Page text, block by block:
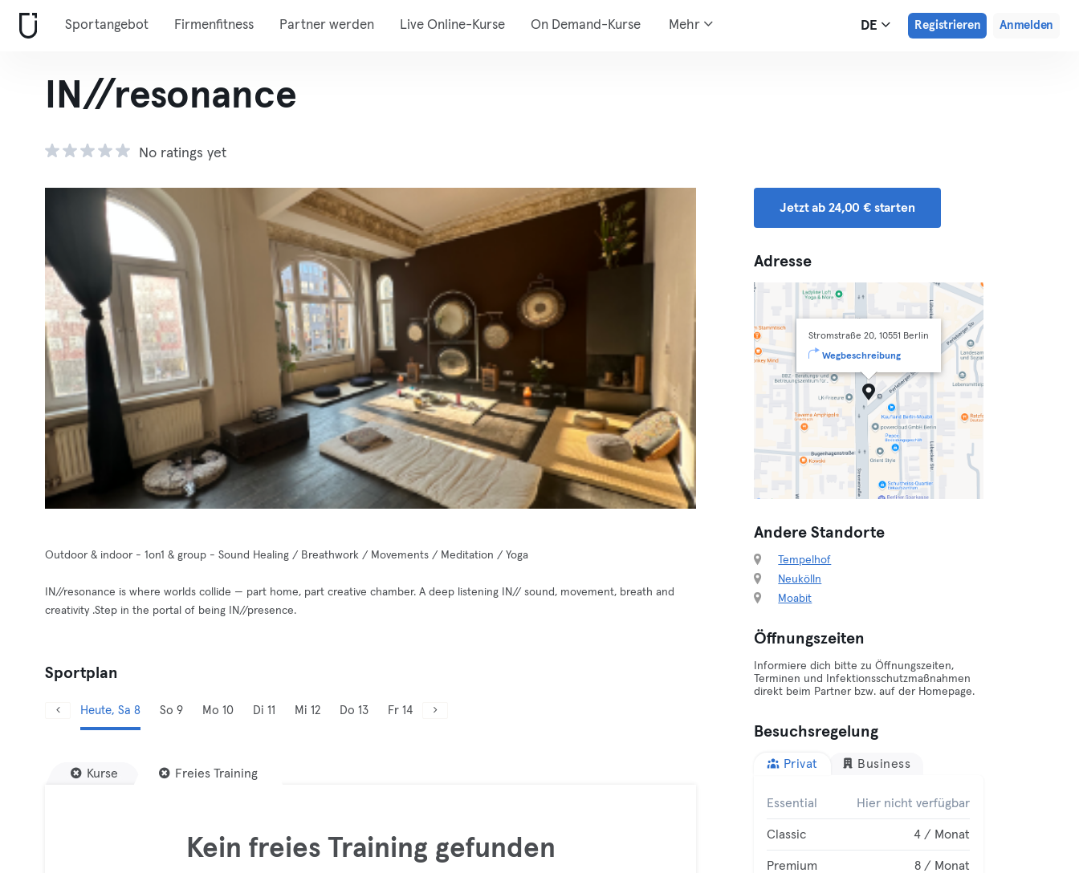
Sportangebot Firmenfitness Partner werden Live Online-Kurse On Demand-Kurse Mehr DE Registrieren Anmelden
IN//resonance
No ratings yet
Outdoor & indoor - 1on1 & group - Sound Healing / Breathwork / Movements / Meditation / Yoga
IN//resonance is where worlds collide — part home, part creative chamber. A deep listening IN// sound, movement, breath and
creativity .Step in the portal of being IN//presence.
Sportplan
Heute, Sa 8 So 9 Mo 10 Di 11 Mi 12 Do 13 Fr 14
Kurse Freies Training
Kein freies Training gefunden
Jetzt ab 24,00 € starten
Adresse
Stromstraße 20, 10551 Berlin
Wegbeschreibung
Andere Standorte
Tempelhof
Neukölln
Moabit
Öffnungszeiten
Informiere dich bitte zu Öffnungszeiten,
Terminen und Infektionsschutzmaßnahmen
direkt beim Partner bzw. auf der Homepage.
Besuchsregelung
Privat Business
Essential Hier nicht verfügbar
Classic 4 / Monat
Premium 8 / Monat